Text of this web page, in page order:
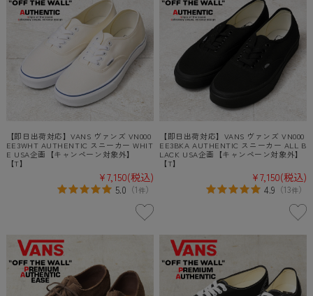
【即日出荷対応】VANS ヴァンズ VN000
EE3WHT AUTHENTIC スニーカー WHIT
E USA企画【キャンペーン対象外】
【T】
¥7,150(税込)
5.0 （1件）
【即日出荷対応】VANS ヴァンズ VN000
EE3BKA AUTHENTIC スニーカー ALL B
LACK USA企画【キャンペーン対象外】
【T】
¥7,150(税込)
4.9 （13件）